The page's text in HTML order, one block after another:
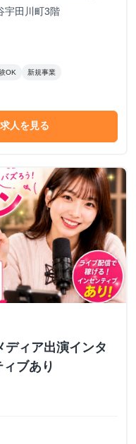
宇田川町3階
OK 新規事業
求人を見る
ディア出演インタ
ブあり